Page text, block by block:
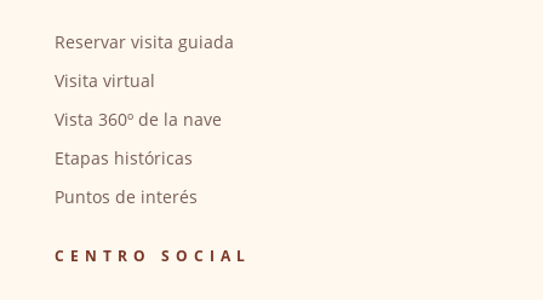
Reservar visita guiada
Visita virtual
Vista 360º de la nave
Etapas históricas
Puntos de interés
CENTRO SOCIAL